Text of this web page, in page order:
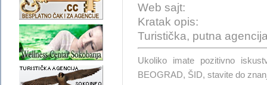
Web sajt:
Kratak opis:
Turistička, putna
Ukoliko imate pozitivno
BEOGRAD, ŠID, stavite do